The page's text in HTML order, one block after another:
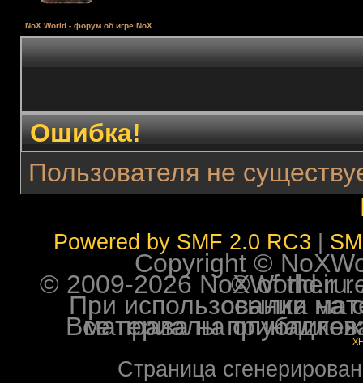
NoX World - форум об игре NoX
Ошибка!
Пользователя не
Powered by SMF 2.0 RC3
Copyright ©
© 2009-2026 NoXWorld.ru. All
При использовании
Все права на опубликованные на форуме
Страница